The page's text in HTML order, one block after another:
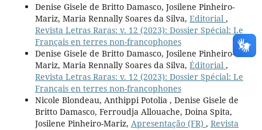
Denise Gisele de Britto Damasco, Josilene Pinheiro-
Mariz, Maria Rennally Soares da Silva, Editorial ,
Revista Letras Raras: v. 12 (2023): Dossier Spécial: Le
Français en terres non-francophones
Denise Gisele de Britto Damasco, Josilene Pinheiro-
Mariz, Maria Rennally Soares da Silva, Éditorial ,
Revista Letras Raras: v. 12 (2023): Dossier Spécial: Le
Français en terres non-francophones
Nicole Blondeau, Anthippi Potolia , Denise Gisele de
Britto Damasco, Ferroudja Allouache, Doina Spita,
Josilene Pinheiro-Mariz, Apresentação (FR) , Revista